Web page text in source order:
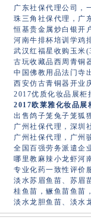
广东社保代理公司，
珠三角社保代理，广
恒基贵金属炒白银开
河南牛排杯培训学鸡
武汉红福星收购玉米
古玩收藏品西周青铜
中国佛教用品法门寺
西安仿古青铜器开业
2017优质化妆品展柜
2017欧莱雅化妆品展
出售鸽子笼兔子笼狐
广州社保代理，深圳
广州社保代理，广州
全国百强劳务派遣企
哪里教麻辣小龙虾河
专业化药一致性评价
淡水苏眉鱼苗、苏眉
桂鱼苗，鳜鱼苗鱼苗
淡水龙胆鱼苗、淡水